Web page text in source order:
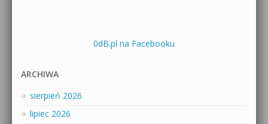
0dB.pl na Facebooku
ARCHIWA
sierpień 2026
lipiec 2026